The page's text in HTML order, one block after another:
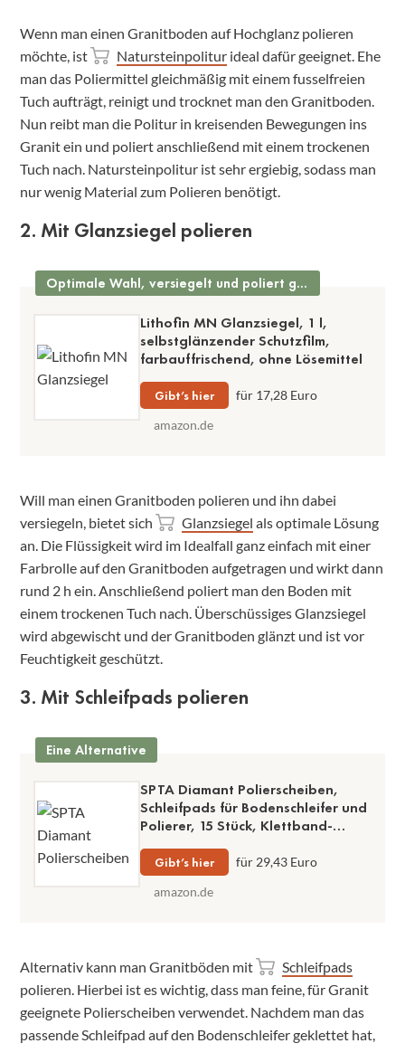
Wenn man einen Granitboden auf Hochglanz polieren
möchte, ist
Natursteinpolitur ideal dafür geeignet. Ehe
man das Poliermittel gleichmäßig mit einem fusselfreien
Tuch aufträgt, reinigt und trocknet man den Granitboden.
Nun reibt man die Politur in kreisenden Bewegungen ins
Granit ein und poliert anschließend mit einem trockenen
Tuch nach. Natursteinpolitur ist sehr ergiebig, sodass man
nur wenig Material zum Polieren benötigt.
2. Mit Glanzsiegel polieren
Optimale Wahl, versiegelt und poliert gleichzeitig
Lithofin MN Glanzsiegel, 1 l,
selbstglänzender Schutzfilm,
farbauffrischend, ohne Lösemittel
Gibt’s hier
für 17,28 Euro
amazon.de
Will man einen Granitboden polieren und ihn dabei
versiegeln, bietet sich
Glanzsiegel als optimale Lösung
an. Die Flüssigkeit wird im Idealfall ganz einfach mit einer
Farbrolle auf den Granitboden aufgetragen und wirkt dann
rund 2 h ein. Anschließend poliert man den Boden mit
einem trockenen Tuch nach. Überschüssiges Glanzsiegel
wird abgewischt und der Granitboden glänzt und ist vor
Feuchtigkeit geschützt.
3. Mit Schleifpads polieren
Eine Alternative
SPTA Diamant Polierscheiben,
Schleifpads für Bodenschleifer und
Polierer, 15 Stück, Klettband-
Befestigung
Gibt’s hier
für 29,43 Euro
amazon.de
Alternativ kann man Granitböden mit
Schleifpads
polieren. Hierbei ist es wichtig, dass man feine, für Granit
geeignete Polierscheiben verwendet. Nachdem man das
passende Schleifpad auf den Bodenschleifer geklettet hat,